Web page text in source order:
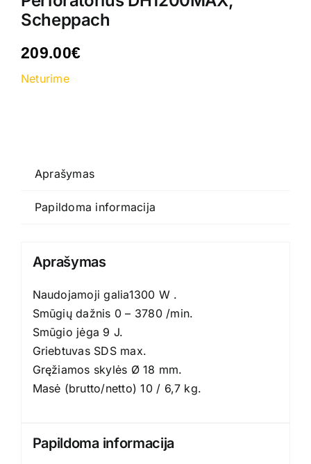
Kontaktai
Scheppach
209.00€
Neturime
Aprašymas
Papildoma informacija
Aprašymas
Naudojamoji galia1300 W .
Smūgių dažnis 0 – 3780 /min.
Smūgio jėga 9 J.
Griebtuvas SDS max.
Gręžiamos skylės Ø 18 mm.
Masė (brutto/netto) 10 / 6,7 kg.
Papildoma informacija